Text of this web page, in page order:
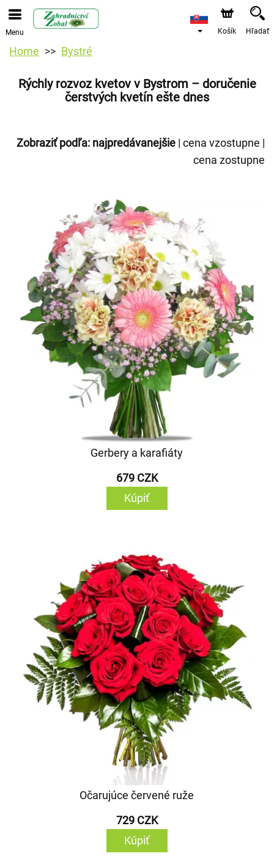
Menu Košík Hľadať
Home Bystré
Rýchly rozvoz kvetov v Bystrom – doručenie
čerstvých kvetín ešte dnes
Zobraziť podľa: najpredávanejšie | cena vzostupne |
cena zostupne
Gerbery a karafiáty
679 CZK
Kúpiť
Očarujúce červené ruže
729 CZK
Kúpiť